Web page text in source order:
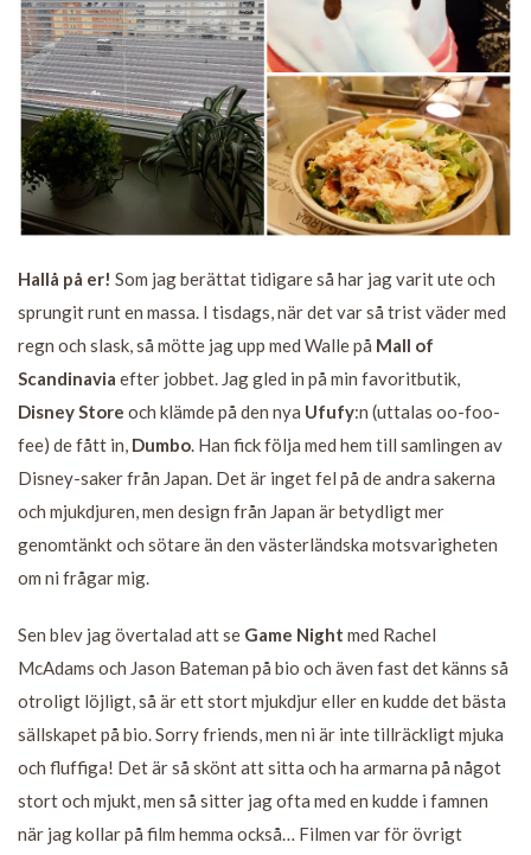
Hallå på er! Som jag berättat tidigare så har jag varit ute och
sprungit runt en massa. I tisdags, när det var så trist väder med
regn och slask, så mötte jag upp med Walle på Mall of
Scandinavia efter jobbet. Jag gled in på min favoritbutik,
Disney Store och klämde på den nya Ufufy:n (uttalas oo-foo-
fee) de fått in, Dumbo. Han fick följa med hem till samlingen av
Disney-saker från Japan. Det är inget fel på de andra sakerna
och mjukdjuren, men design från Japan är betydligt mer
genomtänkt och sötare än den västerländska motsvarigheten
om ni frågar mig.
Sen blev jag övertalad att se Game Night med Rachel
McAdams och Jason Bateman på bio och även fast det känns så
otroligt löjligt, så är ett stort mjukdjur eller en kudde det bästa
sällskapet på bio. Sorry friends, men ni är inte tillräckligt mjuka
och fluffiga! Det är så skönt att sitta och ha armarna på något
stort och mjukt, men så sitter jag ofta med en kudde i famnen
när jag kollar på film hemma också… Filmen var för övrigt